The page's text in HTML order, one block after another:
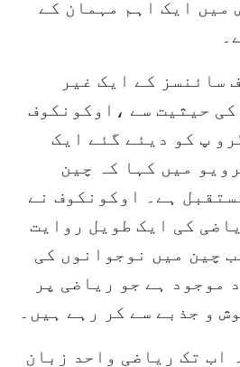
میں ایک اہم مہمان کے
سائنسز کے ایک غیر
حیثیت سے ،اوکونکوف
پ کو دیئے گئے ایک
میں کہا کہ چین
ہے۔ اوکونکوف نے
کی ایک طویل روایت
چین میں نوجوانوں کی
موجود ہے جو ریاضی پر
و جذبے سے کر رہے ہیں۔
اب تک ریاضی واحد زبان